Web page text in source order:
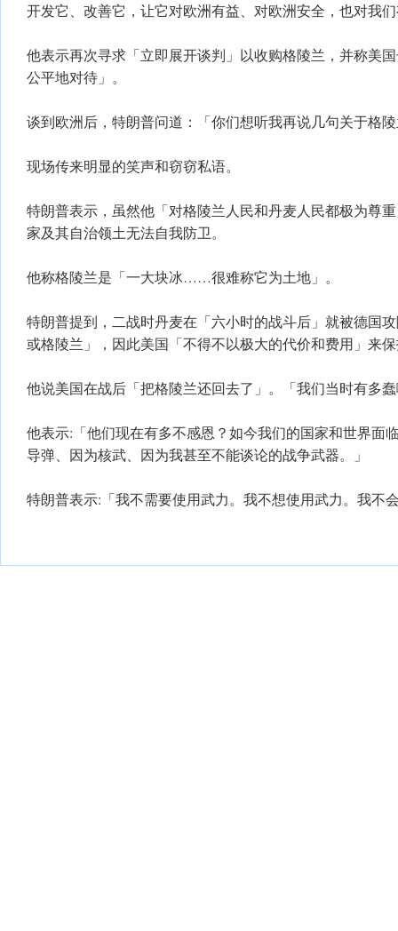
开发它、改善它，让它对欧洲有益、对欧洲安全，也对我
他表示再次寻求「立即展开谈判」以收购格陵兰，并称美
公平地对待」。
谈到欧洲后，特朗普问道：「你们想听我再说几句关于格
现场传来明显的笑声和窃窃私语。
特朗普表示，虽然他「对格陵兰人民和丹麦人民都极为尊
家及其自治领土无法自我防卫。
他称格陵兰是「一大块冰……很难称它为土地」。
特朗普提到，二战时丹麦在「六小时的战斗后」就被德国
或格陵兰」，因此美国「不得不以极大的代价和费用」来
他说美国在战后「把格陵兰还回去了」。「我们当时有多
他表示:「他们现在有多不感恩？如今我们的国家和世界面
导弹、因为核武、因为我甚至不能谈论的战争武器。」
特朗普表示:「我不需要使用武力。我不想使用武力。我不